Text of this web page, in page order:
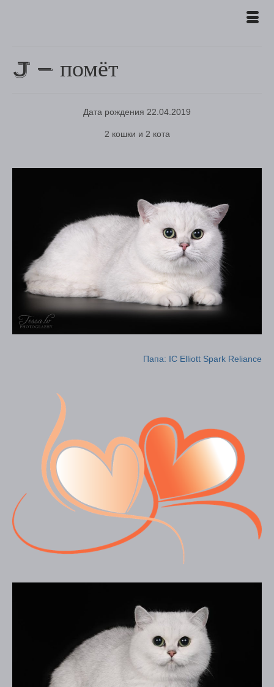
J — помёт
Дата рождения 22.04.2019
2 кошки и 2 кота
Папа: IC Elliott Spark Reliance